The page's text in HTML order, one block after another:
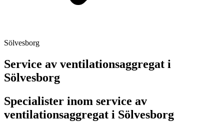
Sölvesborg
Service av ventilationsaggregat i
Sölvesborg
Specialister inom service av
ventilationsaggregat i Sölvesborg